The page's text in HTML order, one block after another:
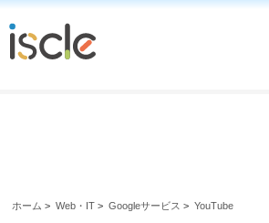
ホーム > Web・IT > Googleサービス > YouTube